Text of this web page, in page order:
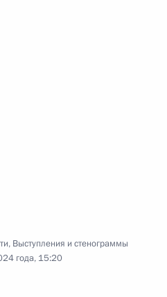
, Выступления и стенограммы
года, 15:20